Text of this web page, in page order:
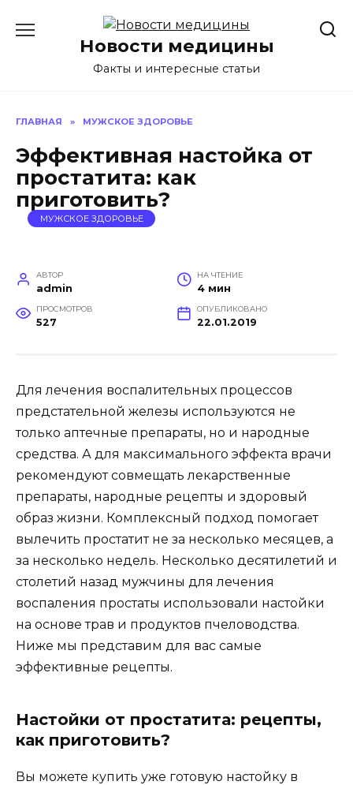
содержаниюНовости медицины
Факты и интересные статьи
ГЛАВНАЯ » МУЖСКОЕ ЗДОРОВЬЕ
Эффективная настойка от
простатита: как
приготовить?
МУЖСКОЕ ЗДОРОВЬЕ
АВТОР
admin
НА ЧТЕНИЕ
4 мин
ПРОСМОТРОВ
527
ОПУБЛИКОВАНО
22.01.2019
Для лечения воспалительных процессов
предстательной железы используются не
только аптечные препараты, но и народные
средства. А для максимального эффекта врачи
рекомендуют совмещать лекарственные
препараты, народные рецепты и здоровый
образ жизни. Комплексный подход помогает
вылечить простатит не за несколько месяцев, а
за несколько недель. Несколько десятилетий и
столетий назад мужчины для лечения
воспаления простаты использовали настойки
на основе трав и продуктов пчеловодства.
Ниже мы представим для вас самые
эффективные рецепты.
Настойки от простатита: рецепты,
как приготовить?
Вы можете купить уже готовую настойку в